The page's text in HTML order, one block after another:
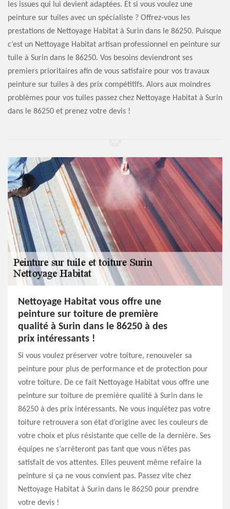
les issues qui lui devient adaptées. Et si vous voulez une
peinture sur tuiles avec un spécialiste ? Offrez-vous les
prestations de Nettoyage Habitat à Surin dans le 86250. Puisque
c’est un Nettoyage Habitat artisan professionnel en peinture sur
tuile à Surin dans le 86250. Vos besoins deviendront ses
premiers prioritaires afin de vous satisfaire pour vos travaux
peinture sur tuiles à des prix compétitifs. Alors aux moindres
problèmes pour vos tuiles passez chez Nettoyage Habitat à Surin
dans le 86250 et prenez votre devis !
Nettoyage Habitat vous offre une
peinture sur toiture de première
qualité à Surin dans le 86250 à des
prix intéressants !
Si vous voulez préserver votre toiture, renouveler sa
peinture pour plus de performance et de protection pour
votre toiture. De ce fait Nettoyage Habitat vous offre une
peinture sur toiture de première qualité à Surin dans le
86250 à des prix intéressants. Ne vous inquiétez pas votre
toiture retrouvera son état d’origine avec les couleurs de
votre choix et plus résistante que celle de la dernière. Ses
équipes ne s’arrêteront pas tant que vous n’êtes pas
satisfait de vos attentes. Elles peuvent même refaire la
peinture si ça ne vous convient pas. Passez vite chez
Nettoyage Habitat à Surin dans le 86250 pour prendre
votre devis !